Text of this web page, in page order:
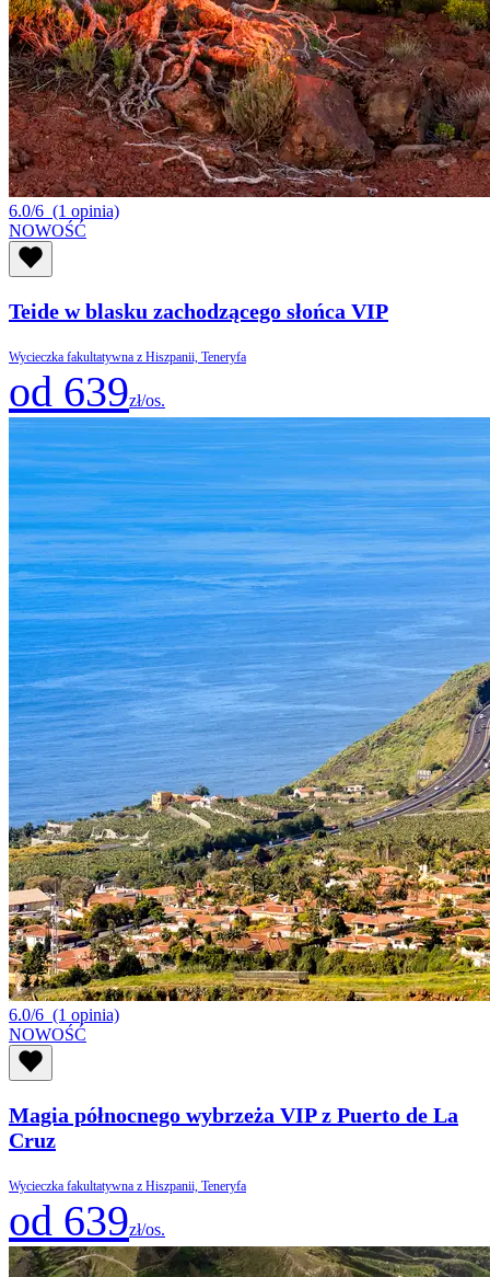
6.0/6 (1 opinia)
NOWOŚĆ
Teide w blasku zachodzącego słońca VIP
Wycieczka fakultatywna z Hiszpanii, Teneryfa
od 639zł/os.
6.0/6 (1 opinia)
NOWOŚĆ
Magia północnego wybrzeża VIP z Puerto de La
Cruz
Wycieczka fakultatywna z Hiszpanii, Teneryfa
od 639zł/os.